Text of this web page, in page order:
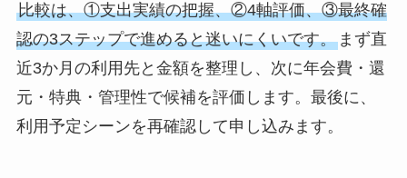
比較は、①支出実績の把握、②4軸評価、③最終確
認の3ステップで進めると迷いにくいです。まず直
近3か月の利用先と金額を整理し、次に年会費・還
元・特典・管理性で候補を評価します。最後に、
利用予定シーンを再確認して申し込みます。